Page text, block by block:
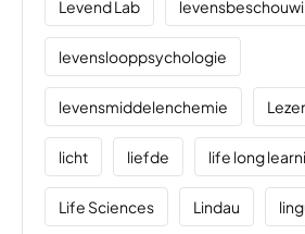
Levend Lab
levenslooppsychologie
levensmiddelenchemie
licht liefde life long
Life Sciences Lindau